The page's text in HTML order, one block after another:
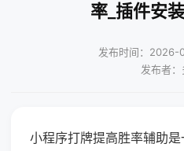
率_插件安
发布时间：2026-
发布者
小程序打牌提高胜率辅助